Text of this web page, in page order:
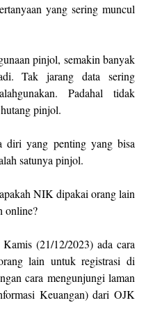
yang sering muncul
pinjol, semakin banyak
Tak jarang data sering
Padahal tidak
pinjol.
diri yang penting yang bisa
satunya pinjol.
NIK dipakai orang lain
online?
(21/12/2023) ada cara
lain untuk registrasi di
cara mengunjungi laman
Keuangan) dari OJK